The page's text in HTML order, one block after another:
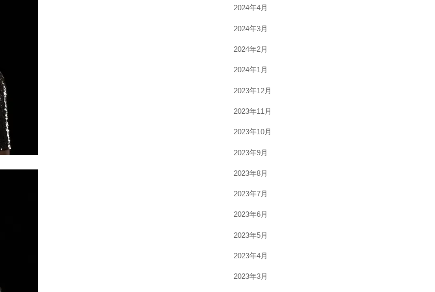
2024年4月
2024年3月
2024年2月
2024年1月
2023年12月
2023年11月
2023年10月
2023年9月
2023年8月
2023年7月
2023年6月
2023年5月
2023年4月
2023年3月